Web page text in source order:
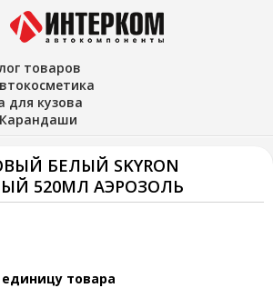
товаров
для кузова
БЕЛЫЙ SKYRON
520МЛ АЭРОЗОЛЬ
товара